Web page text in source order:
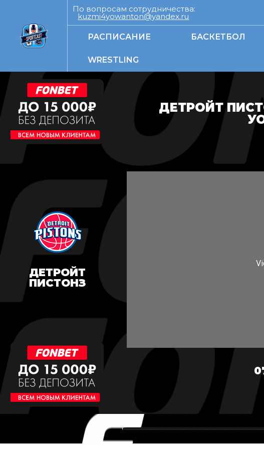
По вопросам сотрудничества:
kuzmi4yowanton@yandex.ru
РАСПИСАНИЕ БАСКЕТБОЛ
WRESTLING
ДЕТРОЙТ
ПИСТОНЗ
ДЕТРОЙТ